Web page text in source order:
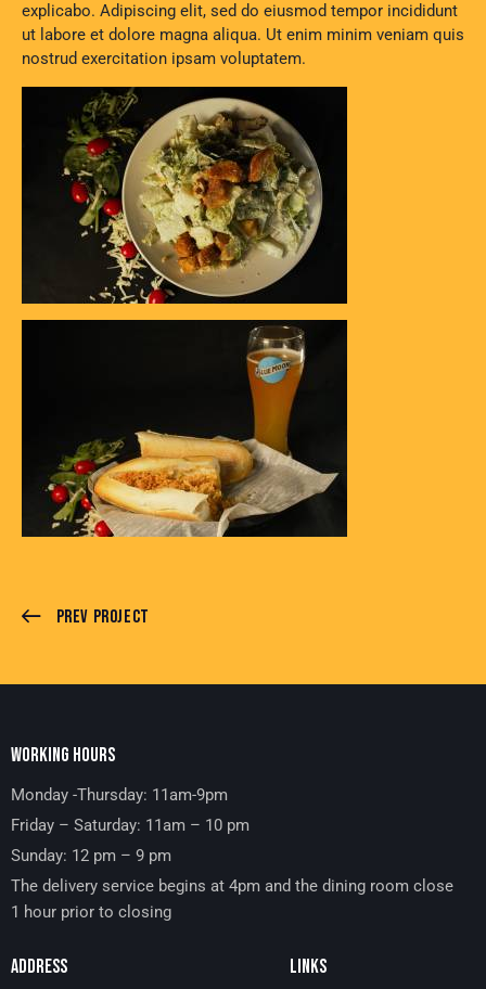
explicabo. Adipiscing elit, sed do eiusmod tempor incididunt
ut labore et dolore magna aliqua. Ut enim minim veniam quis
nostrud exercitation ipsam voluptatem.
Prev Project
WORKING HOURS
Monday -Thursday: 11am-9pm
Friday – Saturday: 11am – 10 pm
Sunday: 12 pm – 9 pm
The delivery service begins at 4pm and the dining room close
1 hour prior to closing
ADDRESS LINKS